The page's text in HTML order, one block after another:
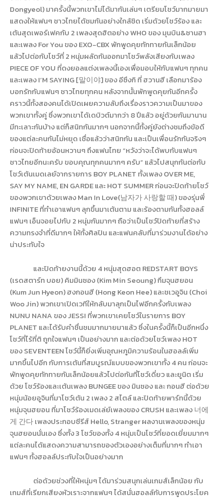
Dongyeol) มาครั้งนี้พวกเขาไม่ได้มากันเล่นๆ เตรียมโชว์มากมายมา
แสดงให้แฟนๆ ชาวไทยได้ชมกันอย่างใกล้ชิด เริ่มด้วยโชว์ร้อง และ
เต้นสุดเพอร์เฟคกับ 2 เพลงสุดฮิตอย่างWHO ของ มุนบิน&ซานฮา
และเพลงFor You ของEXO-CBX พักพูดคุยทักทายกันเล็กน้อย
แล้วไปต่อกับโชว์ที่ 2 หนุ่มผลัดกันออกมาโชว์พลังเสียงกับเพลง
PIECE OF YOU ที่ดงยอลแต่งเพลงนี้เองเพื่อมอบให้กับแฟนๆ ทุกคน
และเพลงI’M SAYING [말이야]ของ อีซึงกิ ที่ ฮวานฮี เลือกมาร้อง
บอกรักกับแฟนๆ ชาวไทยทุกคน หลังจากนั้นพักพูดคุยกันอีกครั้ง
คราวนี้ทั้งสองคนได้เปิดเผยความลับถึงเรื่องราวความเป็นมาของ
พวกเขาทั้งคู่ ซึ่งพวกเขาได้เดบิวต์มากว่า 8 ปีแล้ว อยู่ด้วยกันมานาน
มีทะเลาะกันบ้าง แต่ก็สนิทกันมากๆ นอกจากนี้ทั้งคู่ยังต่างชมถึงข้อดี
ของแต่ละคนกันไม่หยุด เชื่อแล้วว่าสนิทกัน และเป็นเพื่อนรักกันจริงๆ
ก่อนจะปิดท้ายอ้อนหวานๆ ถึงแฟนไทย“หวังว่าจะได้พบกับแฟนๆ
ชาวไทยอีกนะครับ ขอบคุณทุกคนมากๆ ครับ” แล้วไปสนุกกันต่อกับ
โชว์เต้นเมดเลย์จากรายการ BOY PLANET ทั้งเพลงOVER ME,
SAY MY NAME, EN GARDEและHOT SUMMERก่อนจะปิดท้ายโชว์
ของพวกเขาด้วยเพลงMan In Love(남자가사랑할때)ของรุ่นพี่
INFINITEที่ทำเอาแฟนๆ ลุกขึ้นมาเต้นตาม และร้องตามกันทั้งฮอลล์
แฟนๆ เอ็นจอยไปกับ 2 หนุ่มกันมากๆ ถือว่าเป็นโชว์ปิดท้ายที่สร้าง
ความทรงจำที่ดีมากๆ ให้ทั้งศิลปิน และแฟนคลับที่มาร่วมงานได้อย่าง
น่าประทับใจ
และปิดท้ายงานนี้ด้วย 4 หนุ่มสุดฮอต REDSTART BOYS
(เรดสตาร์ท บอย) คิมมินซอง (Kim Min Seoung) กึมจุนฮยอน
(Kum Jun Hyeon) ฮงกอนฮี (Hong Keon Hee) และชเวอูจิน (Choi
Woo Jin) พวกเขาเปิดเวทีให้กลับมาลุกเป็นไฟอีกครั้งกับเพลง
NUNU NANA ของJESSI ที่พวกเขาเคยโชว์ในรายการ BOY
PLANET และได้รับคำชื่นชมมากมายมาแล้ว ซึ่งในครั้งนี้ก็เป็นอีกหนึ่ง
โชว์ที่ไร้ที่ติ ถูกใจแฟนๆ เป็นอย่างมาก และต่อด้วยโชว์เพลงHOT
ของSEVENTEENโชว์นี้ก็ยิ่งเพิ่มอุณหภูมิความร้อนในฮอลล์เพิ่ม
มากขึ้นไปอีก กับการเต้นที่สมบูรณ์แบบของพวกเขาทั้ง 4 คน ก่อนจะ
พักพูดคุยทักทายกันเล็กน้อยแล้วไปต่อกันที่โชว์เดี่ยว และยูนิต เริ่ม
ด้วย โชว์ร้องและเต้นเพลงBUNGEEของ มินซอง และ กอนฮี ต่อด้วย
หนุ่มน้อยอูจินที่มาโชว์เต้น 2 เพลง 2 สไตล์ และปิดท้ายพาร์ทนี้ด้วย
หนุ่มจุนฮยอน ที่มาโชว์ร้องเมดเล่ย์เพลงของCRUSH และเพลง너에
게 간다เพลงประกอบซีรีส์Hello, Strangerผลงานเพลงของหนุ่ม
จุนฮยอนนั่นเอง ซึ่งทั้ง 3 โชว์ของทั้ง 4 หนุ่มเป็นโชว์ที่ยอดเยี่ยมมากๆ
แต่ละคนได้แสดงความสามารถของตัวเองอย่างเต็มที่มากๆ ทำเอา
แฟนๆ ทั้งฮอลล์ประทับใจเป็นอย่างมาก
ต่อด้วยช่วงที่ให้หนุ่มๆ ได้มาร่วมสนุกเล่นเกมส์เล็กน้อย กับ
เกมส์ที่เรียกเสียงหัวเราะจากแฟนๆ ได้สนั่นฮอลล์กับการพูดประโยค